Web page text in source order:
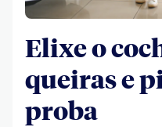
Elixe o
queiras e
proba